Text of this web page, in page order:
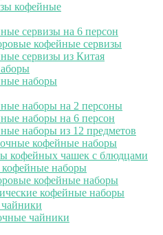
кофейные
сервизы на 6 персон
кофейные сервизы
сервизы из Китая
наборы
наборы на 2 персоны
наборы на 6 персон
наборы из 12 предметов
кофейные наборы
кофейных чашек с блюдцами
наборы
кофейные наборы
кофейные наборы
чайники